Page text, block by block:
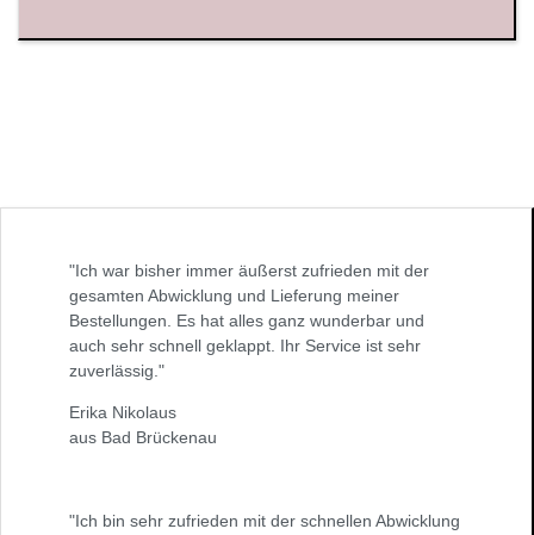
"Ich war bisher immer äußerst zufrieden mit der
gesamten Abwicklung und Lieferung meiner
Bestellungen. Es hat alles ganz wunderbar und
auch sehr schnell geklappt. Ihr Service ist sehr
zuverlässig."
Erika Nikolaus
aus Bad Brückenau
"Ich bin sehr zufrieden mit der schnellen Abwicklung